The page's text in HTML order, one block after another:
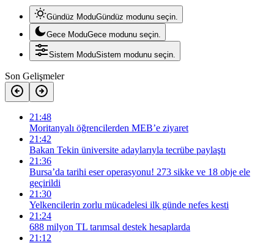
Gündüz ModuGündüz modunu seçin.
Gece ModuGece modunu seçin.
Sistem ModuSistem modunu seçin.
Son Gelişmeler
21:48
Moritanyalı öğrencilerden MEB’e ziyaret
21:42
Bakan Tekin üniversite adaylarıyla tecrübe paylaştı
21:36
Bursa’da tarihi eser operasyonu! 273 sikke ve 18 obje ele
geçirildi
21:30
Yelkencilerin zorlu mücadelesi ilk günde nefes kesti
21:24
688 milyon TL tarımsal destek hesaplarda
21:12